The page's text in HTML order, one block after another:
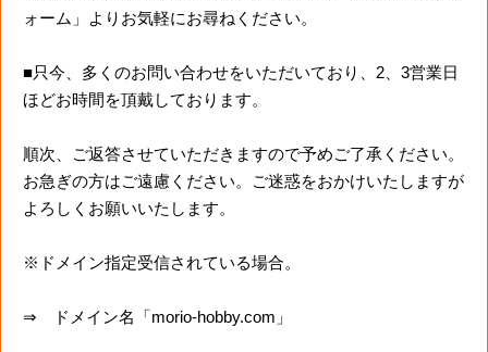
ォーム」よりお気軽にお尋ねください。
■只今、多くのお問い合わせをいただいており、2、3営業日
ほどお時間を頂戴しております。
順次、ご返答させていただきますので予めご了承ください。
お急ぎの方はご遠慮ください。ご迷惑をおかけいたしますが
よろしくお願いいたします。
※ドメイン指定受信されている場合。
⇒ ドメイン名「morio-hobby.com」